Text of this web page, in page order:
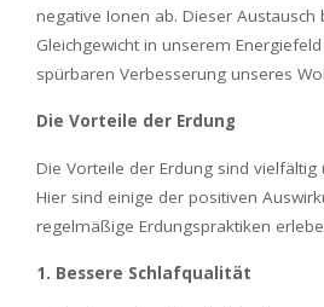
negative Ionen ab. Dieser Austausch
Gleichgewicht in unserem
spürbaren Verbesserung unseres
Die Vorteile der Erdung
Die Vorteile der Erdung sind vielfältig
Hier sind einige der positiven
regelmäßige Erdungspraktiken
1. Bessere Schlafqualität